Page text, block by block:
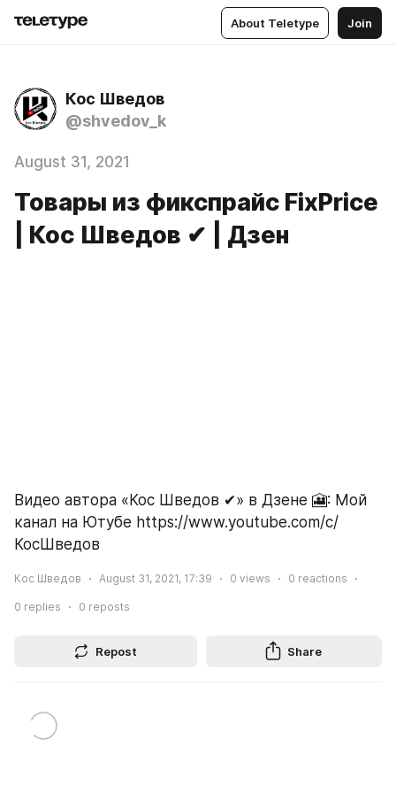
About Teletype Join
Кос Шведов
@shvedov_k
August 31, 2021
Товары из фикспрайс FixPrice
| Кос Шведов ✔ | Дзен
Видео автора «Кос Шведов ✔» в Дзене 🎦: Мой
канал на Ютубе https://www.youtube.com/c/
КосШведов
Кос Шведов August 31, 2021, 17:39 0 views 0 reactions
0 replies 0 reposts
Repost Share